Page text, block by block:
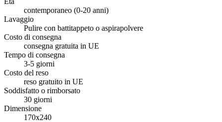
contemporaneo (0-20 anni)
Lavaggio
Pulire con battitappeto o aspirapolvere
Costo di consegna
consegna gratuita in UE
Tempo di consegna
3-5 giorni
Costo del reso
reso gratuito in UE
Soddisfatto o rimborsato
30 giorni
Dimensione
170x240